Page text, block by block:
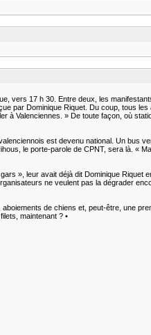
vers 17 h 30. Entre deux, les
par Dominique Riquet. Du coup, tous
Valenciennes. » De toute façon, où
est devenu national. Un bus
le porte-parole de CPNT, sera là. «
», leur avait déjà dit Dominique Riquet
ne veulent pas la dégrader
de chiens et, peut-être, une
maintenant ? •